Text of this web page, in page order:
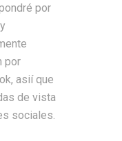
por
por
asií que
de vista
sociales.